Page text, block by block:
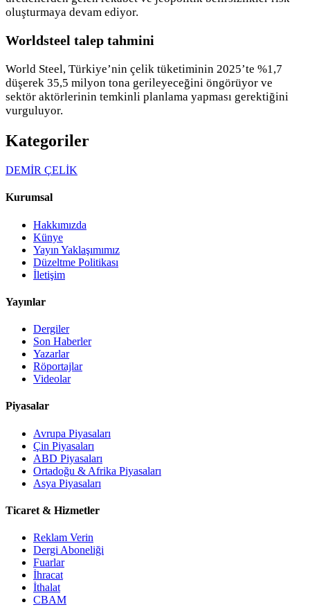
oluşturmaya devam ediyor.
Worldsteel talep tahmini
World Steel, Türkiye’nin çelik tüketiminin 2025’te %1,7
düşerek 35,5 milyon tona gerileyeceğini öngörüyor ve
sektör aktörlerinin temkinli planlama yapması gerektiğini
vurguluyor.
Kategoriler
DEMİR ÇELİK
Kurumsal
Hakkımızda
Künye
Yayın Yaklaşımımız
Düzeltme Politikası
İletişim
Yayınlar
Dergiler
Son Haberler
Yazarlar
Röportajlar
Videolar
Piyasalar
Avrupa Piyasaları
Çin Piyasaları
ABD Piyasaları
Ortadoğu & Afrika Piyasaları
Asya Piyasaları
Ticaret & Hizmetler
Reklam Verin
Dergi Aboneliği
Fuarlar
İhracat
İthalat
CBAM